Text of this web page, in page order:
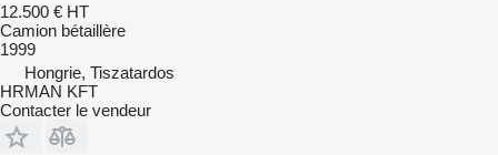
12.500 € HT
Camion bétaillère
1999
Hongrie, Tiszatardos
HRMAN KFT
Contacter le vendeur